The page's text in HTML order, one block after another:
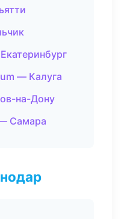
— Калуга
на-Дону
Самара